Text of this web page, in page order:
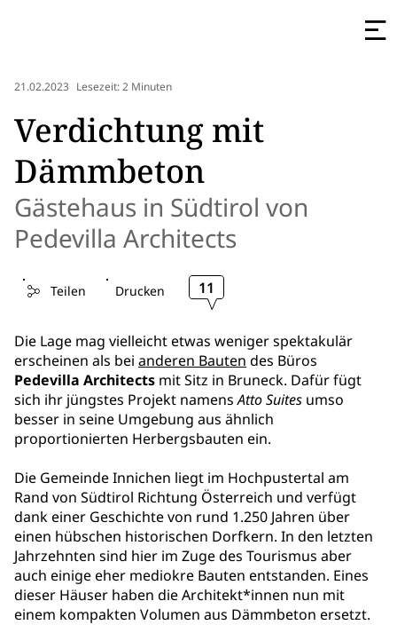
21.02.2023 Lesezeit: 2 Minuten
Verdichtung mit
Dämmbeton
Gästehaus in Südtirol von
Pedevilla Architects
Teilen Drucken 11
Die Lage mag vielleicht etwas weniger spektakulär
erscheinen als bei anderen Bauten des Büros
Pedevilla Architects mit Sitz in Bruneck. Dafür fügt
sich ihr jüngstes Projekt namensAtto Suites umso
besser in seine Umgebung aus ähnlich
proportionierten Herbergsbauten ein.
Die Gemeinde Innichen liegt im Hochpustertal am
Rand von Südtirol Richtung Österreich und verfügt
dank einer Geschichte von rund 1.250 Jahren über
einen hübschen historischen Dorfkern. In den letzten
Jahrzehnten sind hier im Zuge des Tourismus aber
auch einige eher mediokre Bauten entstanden. Eines
dieser Häuser haben die Architekt*innen nun mit
einem kompakten Volumen aus Dämmbeton ersetzt.